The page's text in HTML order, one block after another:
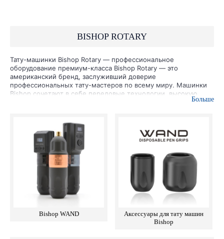
BISHOP ROTARY
Тату-машинки Bishop Rotary — профессиональное
оборудование премиум-класса Bishop Rotary — это
американский бренд, заслуживший доверие
профессиональных тату-мастеров по всему миру. Машинки
Bishop сочетают в себе передовые технологии, высокую
Компания специализируется на производстве роторных тату-
машинок, которые отличаются лёгкостью, мощностью и
минимальной вибрацией. Благодаря использованию
авиационного алюминия, бесщёточных моторов и точной
балансировки каждая машинка Bishop идеально лежит в руке
и подходит как для контуров, так и для закраса и теней.
Преимущества тату-машинок Bishop Rotary:
Плавная работа без перегрева — идеально подходит
Больше
Bishop WAND
Аксессуары для тату машин
Bishop